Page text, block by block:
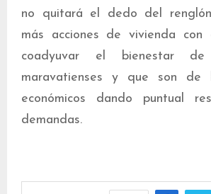
no quitará el dedo del
más acciones de vivienda
coadyuvar el bienestar
maravatienses y que son de
económicos dando puntual
demandas.